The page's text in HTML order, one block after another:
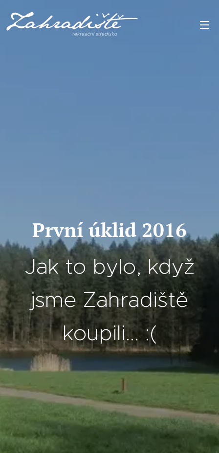
První úklid 2016
Jak to bylo, když
jsme Zahradiště
koupili... :(